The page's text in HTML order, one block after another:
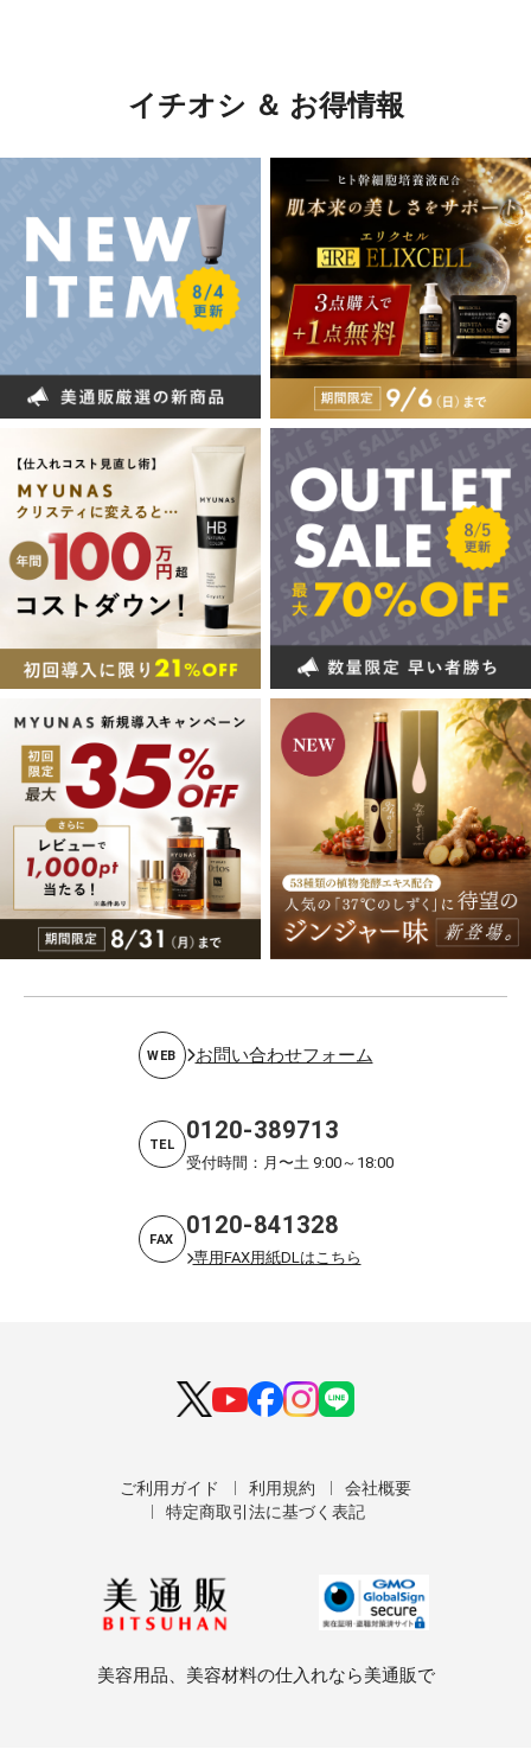
イチオシ ＆ お得情報
WEB お問い合わせフォーム
TEL 0120-389713
受付時間：月〜土 9:00～18:00
FAX 0120-841328
専用FAX用紙DLはこちら
ご利用ガイド 利用規約
会社概要
特定商取引法に基づく表記
美容用品、美容材料の仕入れなら美通販で